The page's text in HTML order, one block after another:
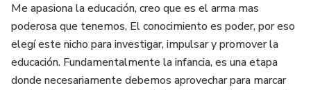
Me apasiona la educación, creo que es el arma mas
poderosa que tenemos, El conocimiento es poder, por eso
elegí este nicho para investigar, impulsar y promover la
educación. Fundamentalmente la infancia, es una etapa
donde necesariamente debemos aprovechar para marcar